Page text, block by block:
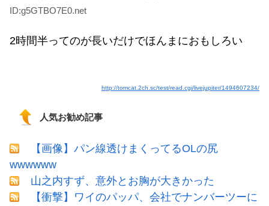
ID:g5GTBO7E0.net
2時間半ってのが長いだけでほんまにおもしろい
http://tomcat.2ch.sc/test/read.cgi/livejupiter/1494607234/
人気お勧め記事
【画像】パン線透けまくってるOLの尻
wwwwww
山之内すず、意外とお胸が大きかった
【衝撃】ワイのパッパ、会社でナンバーツーに